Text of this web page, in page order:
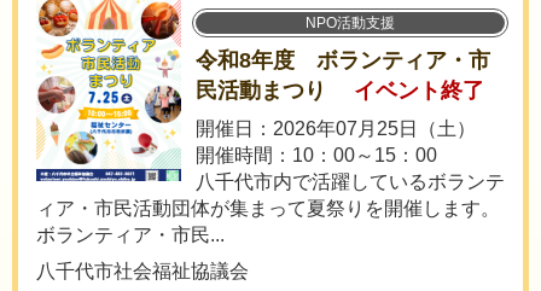
NPO活動支援
令和8年度 ボランティア・市
民活動まつり
イベント終了
開催日：2026年07月25日（土）
開催時間：10：00～15：00
八千代市内で活躍しているボランテ
ィア・市民活動団体が集まって夏祭りを開催します。
ボランティア・市民...
八千代市社会福祉協議会